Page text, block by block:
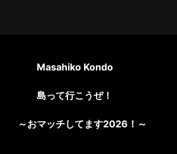
Masahiko Kondo
島って行こうぜ！
～おマッチしてます2026！～